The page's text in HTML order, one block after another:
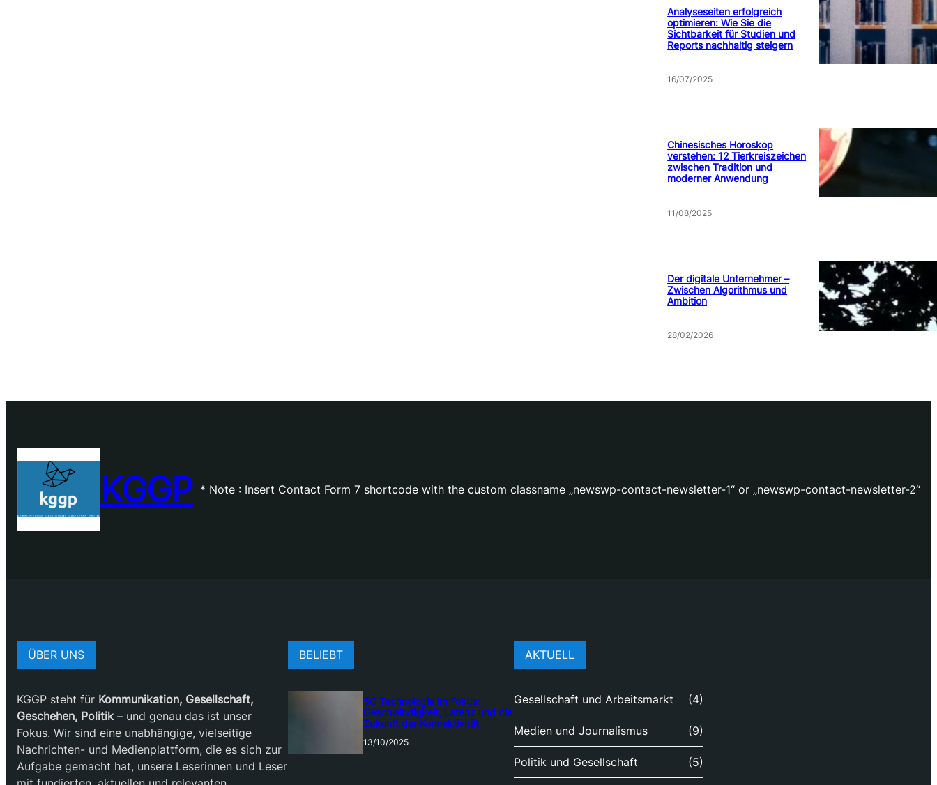
Analyseseiten erfolgreich
optimieren: Wie Sie die
Sichtbarkeit für Studien und
Reports nachhaltig steigern
16/07/2025
Chinesisches Horoskop
verstehen: 12 Tierkreiszeichen
zwischen Tradition und
moderner Anwendung
11/08/2025
Der digitale Unternehmer –
Zwischen Algorithmus und
Ambition
28/02/2026
KGGP * Note : Insert Contact Form 7 shortcode with the custom classname „newswp-contact-newsletter-1“ or „newswp-contact-newsletter-2“
ÜBER UNS
KGGP steht für Kommunikation, Gesellschaft,
Geschehen, Politik – und genau das ist unser
Fokus. Wir sind eine unabhängige, vielseitige
Nachrichten- und Medienplattform, die es sich zur
Aufgabe gemacht hat, unsere Leserinnen und Leser
BELIEBT
5G Technologie im Fokus:
Geschwindigkeit, Latenz und die
Zukunft der Konnektivität
13/10/2025
AKTUELL
Gesellschaft und Arbeitsmarkt (4)
Medien und Journalismus (9)
Politik und Gesellschaft (5)